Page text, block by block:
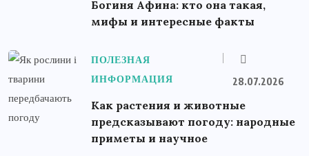
Богиня Афина: кто она такая,
мифы и интересные факты
ПОЛЕЗНАЯ
ИНФОРМАЦИЯ
28.07.2026
Как растения и животные
предсказывают погоду: народные
приметы и научное